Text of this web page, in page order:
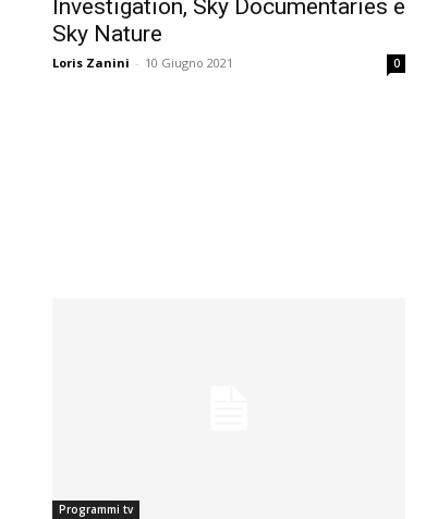
Investigation, Sky Documentaries e
Sky Nature
Loris Zanini - 10 Giugno 2021 0
Programmi tv